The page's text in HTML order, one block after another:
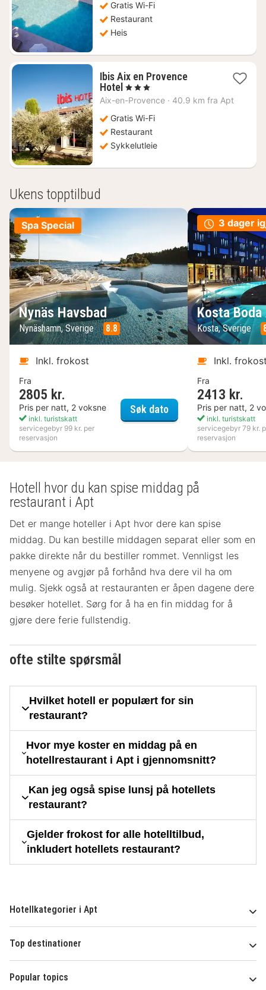
Gratis Wi-Fi
Restaurant
Heis
Ibis Aix en Provence
Hotel 1
natt
870
kr.
, 3 Stjerner
Aix-en-Provence · 40.9 km fra Apt
Gratis Wi-Fi
Restaurant
Sykkelutleie
Ukens topptilbud
Spa Special
Nynäs Havsbad
Nynäshamn, Sverige 8.8
Inkl. frokost
Fra
2805 kr.
Pris per natt, 2 voksne
inkl. turistskatt
servicegebyr 99 kr. per
reservasjon
Søk datoNynäs Havsbad
3 dager
Kosta
Kosta, Sverige
Inkl.
Fra
2413 kr.
Pris per natt, 2
inkl. turistskatt
servicegebyr 79 kr.
reservasjon
Hotell hvor du kan spise middag på
restaurant i Apt
Det er mange hoteller i Apt hvor dere kan spise
middag. Du kan bestille middagen separat eller som en
pakke direkte når du bestiller rommet. Vennligst les
menyene og avgjør på forhånd hva dere vil ha om
mulig. Sjekk også at restauranten er åpen dagene dere
besøker hotellet. Sørg for å ha en fin middag for å
gjøre dere ferie fullstendig.
ofte stilte spørsmål
Hvilket hotell er populært for sin
restaurant?
Hvor mye koster en middag på en
hotellrestaurant i Apt i gjennomsnitt?
Kan jeg også spise lunsj på hotellets
restaurant?
Gjelder frokost for alle hotelltilbud,
inkludert hotellets restaurant?
Hotellkategorier i Apt
Top destinationer
Popular topics